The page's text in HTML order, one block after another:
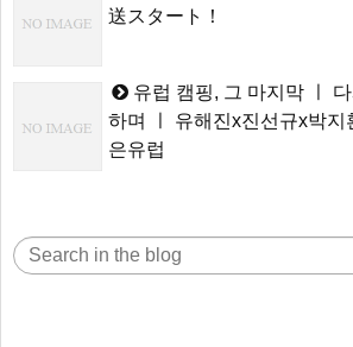
送スタート！
유럽 캠핑, 그 마지막 ㅣ
하며 ㅣ 유해진x진선규x박지
은유럽